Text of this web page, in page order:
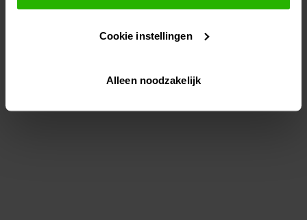
gepersonaliseerde advertenties te plaatsen.
Lees hier meer over in onsprivacybeleid
Via "Cookie instellingen" kun je ook zelf instellen welke
Cookie instellingen
Alleen noodzakelijk